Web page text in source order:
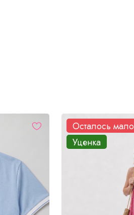
Осталось мало
Уценка